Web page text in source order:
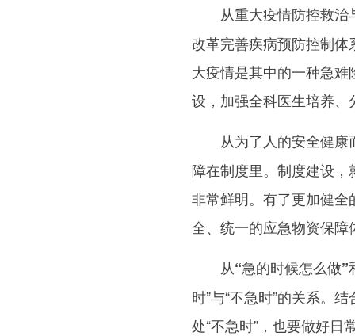
从重大疫情防控救
改革完善疾病预防控制体
大疫情是其中的一种急
设，加强全科医生培养、
从为了人的安全健
障在制度里。制度建设，
非常鲜明。有了更加健全
全、统一的应急物资保
从“急的时候怎么做
时”与“不急时”的关系。
处“不急时”，也要做好日